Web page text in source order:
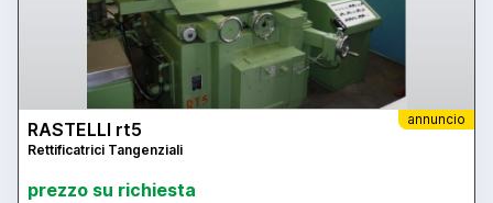
annuncio
RASTELLI rt5
Rettificatrici Tangenziali
prezzo su richiesta